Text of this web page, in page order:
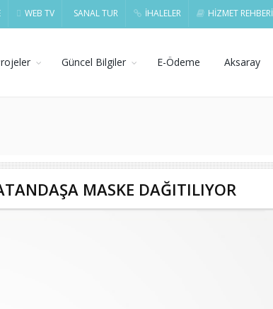
WEB TV SANAL TUR İHALELER HİZMET REHBERİ
Güncel Bilgiler E-Ödeme Aksaray
MASKE DAĞITILIYOR